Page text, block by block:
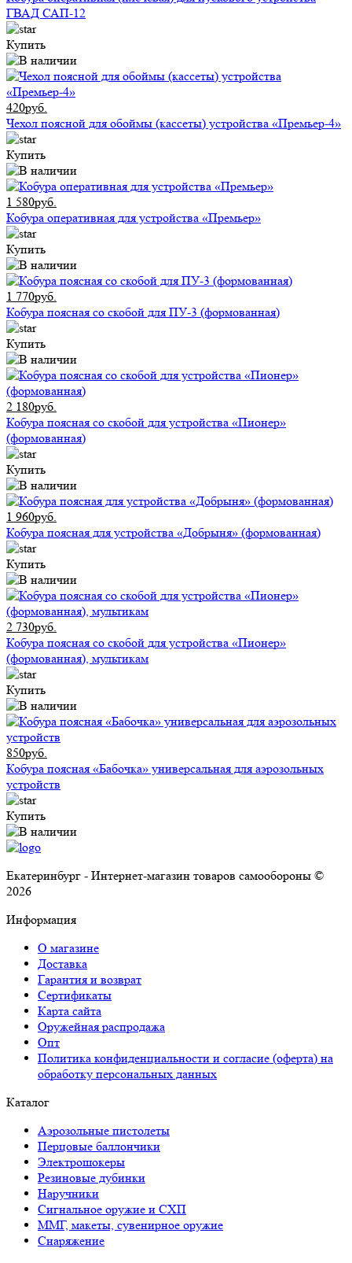
ГВАД САП-12
Купить
420руб.
Чехол поясной для обоймы (кассеты) устройства «Премьер-4»
Купить
1 580руб.
Кобура оперативная для устройства «Премьер»
Купить
1 770руб.
Кобура поясная со скобой для ПУ-3 (формованная)
Купить
2 180руб.
Кобура поясная со скобой для устройства «Пионер»
(формованная)
Купить
1 960руб.
Кобура поясная для устройства «Добрыня» (формованная)
Купить
2 730руб.
Кобура поясная со скобой для устройства «Пионер»
(формованная), мультикам
Купить
850руб.
Кобура поясная «Бабочка» универсальная для аэрозольных
устройств
Купить
Екатеринбург - Интернет-магазин товаров самообороны ©
2026
Информация
О магазине
Доставка
Гарантия и возврат
Сертификаты
Карта сайта
Оружейная распродажа
Опт
Политика конфиденциальности и согласие (оферта) на
обработку персональных данных
Каталог
Аэрозольные пистолеты
Перцовые баллончики
Электрошокеры
Резиновые дубинки
Наручники
Сигнальное оружие и СХП
ММГ, макеты, сувенирное оружие
Снаряжение